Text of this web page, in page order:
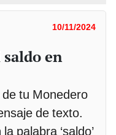
10/11/2024
en
tu Monedero
de texto.
palabra ‘saldo’